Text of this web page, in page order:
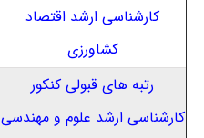
کارشناسی ارشد اقتصاد
کشاورزی
رتبه های قبولی کنکور
کارشناسی ارشد علوم و مهندسی